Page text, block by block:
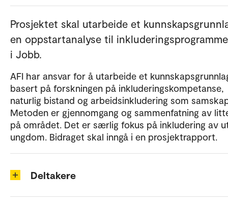
Prosjektet skal utarbeide et
en oppstartanalyse til
i Jobb.
AFI har ansvar for å utarbeide et
basert på forskningen på inkluderingskompetanse,
naturlig bistand og arbeidsinkludering som
Metoden er gjennomgang og sammenfatning av
på området. Det er særlig fokus på inkludering av
ungdom. Bidraget skal inngå i en prosjektrapport.
Deltakere